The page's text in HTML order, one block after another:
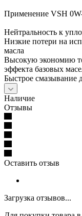
Применение VSH
Нейтральность к
Низкие потери на
масла
Высокую экономию
эффекта базовых
Быстрое смазывание
Наличие
Отзывы
Оставить отзыв
Загрузка отзывов...